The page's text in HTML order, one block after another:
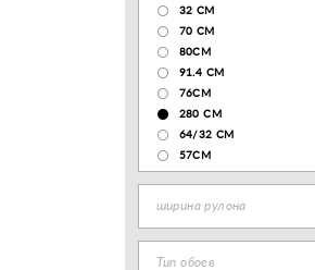
32 СМ
70 CM
80СМ
91.4 СМ
76СМ
280 СМ
64/32 СМ
57СМ
ширина рулона
Тип обоев